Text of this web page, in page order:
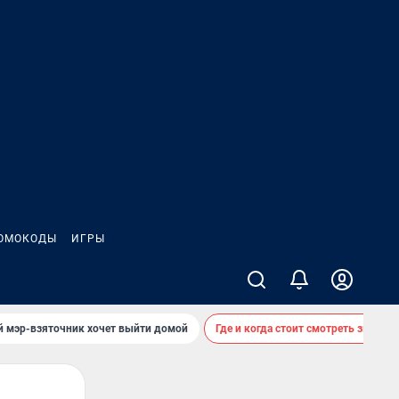
ИГРЫ
мэр-взяточник хочет выйти домой Где и когда стоит смотреть